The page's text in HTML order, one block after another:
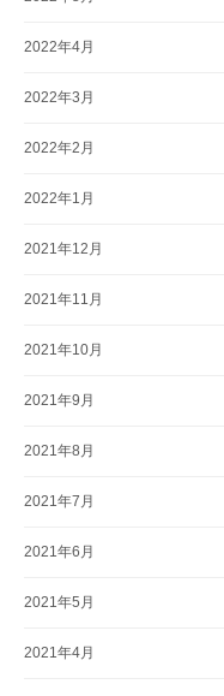
2022年4月
2022年3月
2022年2月
2022年1月
2021年12月
2021年11月
2021年10月
2021年9月
2021年8月
2021年7月
2021年6月
2021年5月
2021年4月